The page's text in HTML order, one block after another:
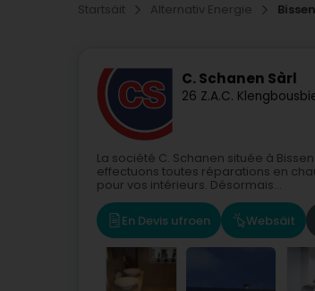
Startsäit Alternativ Energie Bissen
C. Schanen Sàrl
26 Z.A.C.
La société C. Schanen située à
effectuons toutes réparations en
pour vos intérieurs. Désormais...
En Devis ufroen Websäit